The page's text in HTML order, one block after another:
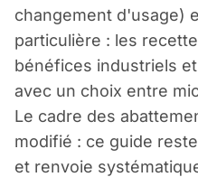
changement d'usage)
particulière : les
bénéfices industriels
avec un choix entre
Le cadre des
modifié : ce guide
et renvoie